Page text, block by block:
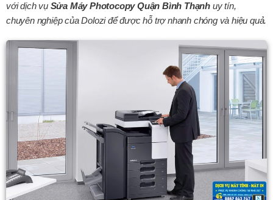
với dịch vụ Sửa Máy Photocopy Quận Bình Thạnh uy tín,
chuyên nghiệp của Dolozi để được hỗ trợ nhanh chóng và hiệu quả.